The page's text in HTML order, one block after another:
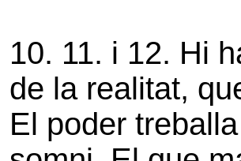
10. 11. i 12. Hi
de la realitat,
El poder